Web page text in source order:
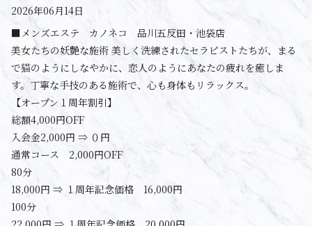
2026年06月14日
■メンズエステ カノネコ 品川五反田・池袋店
美女たちの妖艶な施術 美しく洗練されたセラピストたちが、まる
で猫のようにしなやかに、恋人のようにあなたの疲れを癒しま
す。丁寧な手技のある施術で、心も身体もリラックス。
【オープン１周年割引】
総額4,000円OFF
入会金2,000円 ⇒ ０円
通常コース 2,000円OFF
80分
18,000円 ⇒ １周年記念価格 16,000円
100分